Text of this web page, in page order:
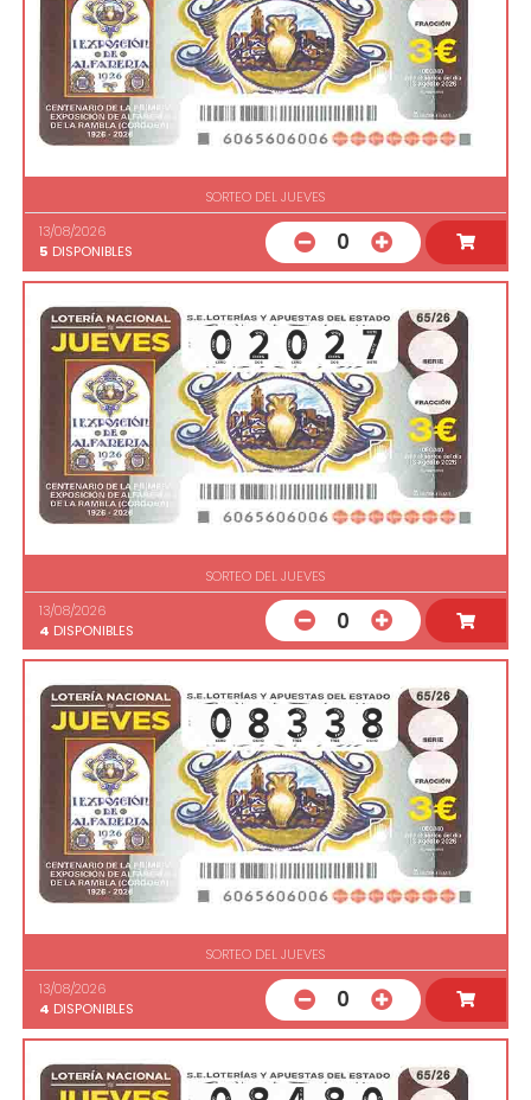
SORTEO DEL JUEVES
13/08/2026
5 DISPONIBLES 0
SORTEO DEL JUEVES
13/08/2026
4 DISPONIBLES 0
SORTEO DEL JUEVES
13/08/2026
4 DISPONIBLES 0